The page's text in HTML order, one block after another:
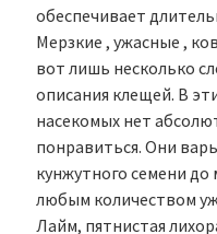
обеспечивает
Мерзкие , ужасные ,
вот лишь несколько
описания клещей. В
насекомых нет
понравиться. Они
кунжутного семени до
любым количеством
Лайм, пятнистая